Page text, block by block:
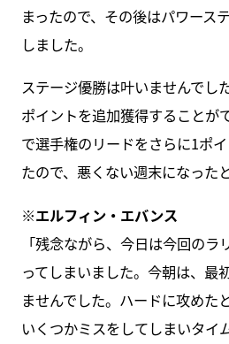
まったので、その後はパワース
しました。
ステージ優勝は叶いませんでし
ポイントを追加獲得することが
で選手権のリードをさらに1ポ
たので、悪くない週末になった
※エルフィン・エバンス
「残念ながら、今日は今回の
ってしまいました。今朝は、最
ませんでした。ハードに攻めた
いくつかミスをしてしまいタイ